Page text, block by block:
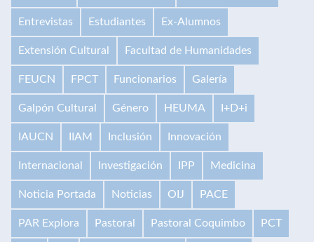
Entrevistas Estudiantes Ex-Alumnos
Extensión Cultural Facultad de Humanidades
FEUCN FPCT Funcionarios Galería
Galpón Cultural Género HEUMA I+D+i
IAUCN IIAM Inclusión Innovación
Internacional Investigación IPP Medicina
Noticia Portada Noticias OIJ PACE
PAR Explora Pastoral Pastoral Coquimbo PCT